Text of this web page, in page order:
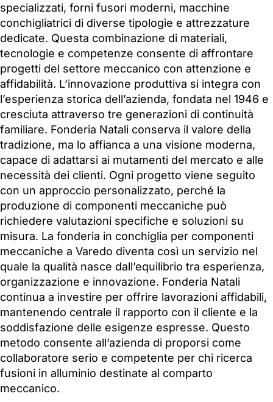
specializzati, forni fusori moderni, macchine
conchigliatrici di diverse tipologie e attrezzature
dedicate. Questa combinazione di materiali,
tecnologie e competenze consente di affrontare
progetti del settore meccanico con attenzione e
affidabilità. L’innovazione produttiva si integra con
l’esperienza storica dell’azienda, fondata nel 1946 e
cresciuta attraverso tre generazioni di continuità
familiare. Fonderia Natali conserva il valore della
tradizione, ma lo affianca a una visione moderna,
capace di adattarsi ai mutamenti del mercato e alle
necessità dei clienti. Ogni progetto viene seguito
con un approccio personalizzato, perché la
produzione di componenti meccaniche può
richiedere valutazioni specifiche e soluzioni su
misura. La fonderia in conchiglia per componenti
meccaniche a Varedo diventa così un servizio nel
quale la qualità nasce dall’equilibrio tra esperienza,
organizzazione e innovazione. Fonderia Natali
continua a investire per offrire lavorazioni affidabili,
mantenendo centrale il rapporto con il cliente e la
soddisfazione delle esigenze espresse. Questo
metodo consente all’azienda di proporsi come
collaboratore serio e competente per chi ricerca
fusioni in alluminio destinate al comparto
meccanico.